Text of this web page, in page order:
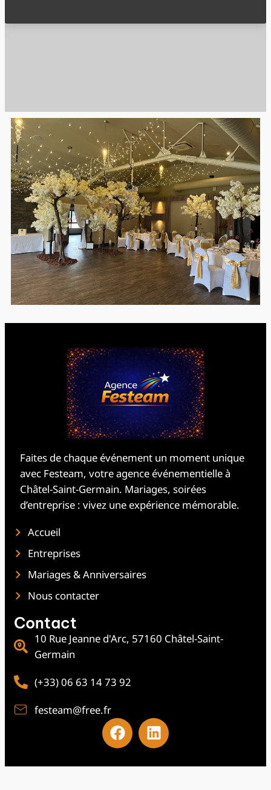
Faites de chaque événement un moment unique
avec Festeam, votre agence événementielle à
Châtel-Saint-Germain. Mariages, soirées
d’entreprise : vivez une expérience mémorable.
Accueil
Entreprises
Mariages & Anniversaires
Nous contacter
Contact
10 Rue Jeanne d'Arc, 57160 Châtel-Saint-
Germain
(+33) 06 63 14 73 92
festeam@free.fr